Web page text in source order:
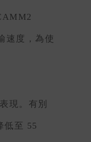
速度，為使
現。有別
低至 55